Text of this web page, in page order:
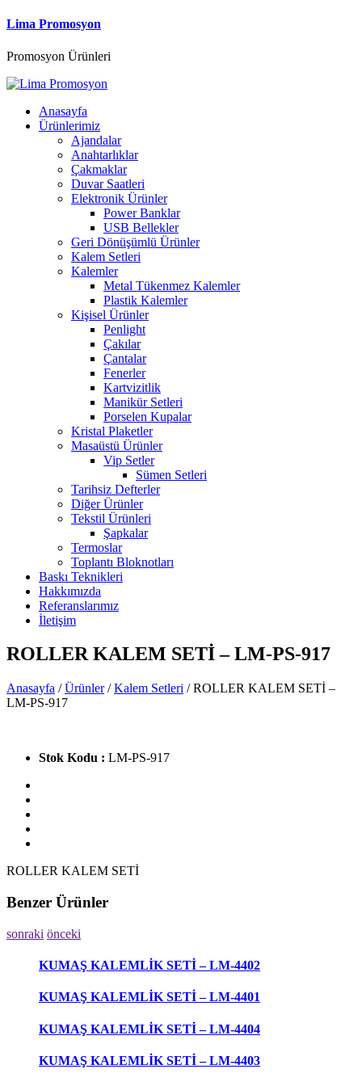
Lima Promosyon
Promosyon Ürünleri
Anasayfa
Ürünlerimiz
Ajandalar
Anahtarlıklar
Çakmaklar
Duvar Saatleri
Elektronik Ürünler
Power Banklar
USB Bellekler
Geri Dönüşümlü Ürünler
Kalem Setleri
Kalemler
Metal Tükenmez Kalemler
Plastik Kalemler
Kişisel Ürünler
Penlight
Çakılar
Çantalar
Fenerler
Kartvizitlik
Manikür Setleri
Porselen Kupalar
Kristal Plaketler
Masaüstü Ürünler
Vip Setler
Sümen Setleri
Tarihsiz Defterler
Diğer Ürünler
Tekstil Ürünleri
Şapkalar
Termoslar
Toplantı Bloknotları
Baskı Teknikleri
Hakkımızda
Referanslarımız
İletişim
ROLLER KALEM SETİ – LM-PS-917
Anasayfa /Ürünler/Kalem Setleri /ROLLER KALEM SETİ –
LM-PS-917
Stok Kodu : LM-PS-917
ROLLER KALEM SETİ
Benzer Ürünler
sonraki önceki
KUMAŞ KALEMLİK SETİ – LM-4402
KUMAŞ KALEMLİK SETİ – LM-4401
KUMAŞ KALEMLİK SETİ – LM-4404
KUMAŞ KALEMLİK SETİ – LM-4403